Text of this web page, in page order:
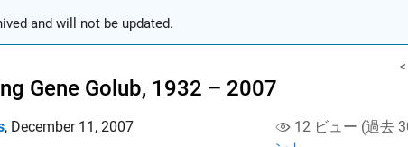
and will not be updated.
Gene Golub, 1932 – 2007
, December 11, 2007 12 ビュー (過去